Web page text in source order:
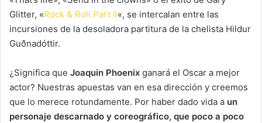
Glitter, «Rock & Roll Part II«, se intercalan entre las
incursiones de la desoladora partitura de la chelista Hildur
Guðnadóttir.
¿Significa que Joaquin Phoenix ganará el Oscar a mejor
actor? Nuestras apuestas van en esa dirección y creemos
que lo merece rotundamente. Por haber dado vida a un
personaje descarnado y coreográfico, que poco a poco